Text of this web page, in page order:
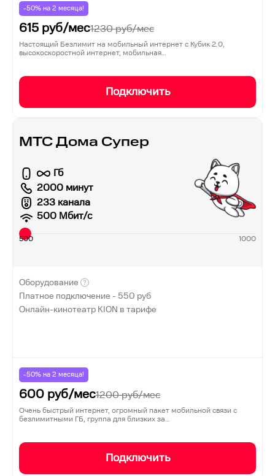
-50% на 2 месяца!
615 руб/мес1230руб/мес
Настоящий Безлимит на мобильный интернет с Кубик 2.0,
высокоскоростной интернет, мобильная…
Подключить
МТС Дома Супер
Гб
2000 минут
233 канала
500 Мбит/с
500 1000
Оборудование
Платное подключение -550 руб
Онлайн-кинотеатр KION в тарифе
-50% на 2 месяца!
600 руб/мес1200руб/мес
Очень быстрый интернет, огромный пакет мобильной связи с
безлимитными ГБ, группа для близких за…
Подключить